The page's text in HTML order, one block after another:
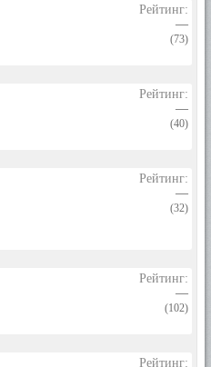
Рейтинг:
—
(73)
Рейтинг:
—
(40)
Рейтинг:
—
(32)
Рейтинг:
—
(102)
Рейтинг: